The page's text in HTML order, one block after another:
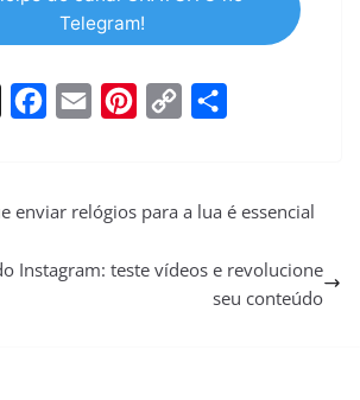
Telegram!
c
b
a
l
n
e
p
L
a
e
enviar relógios para a lua é essencial
Instagram: teste vídeos e revolucione
seu conteúdo